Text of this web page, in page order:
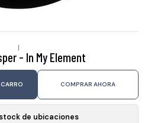
|
- In My Element
COMPRAR AHORA
de ubicaciones